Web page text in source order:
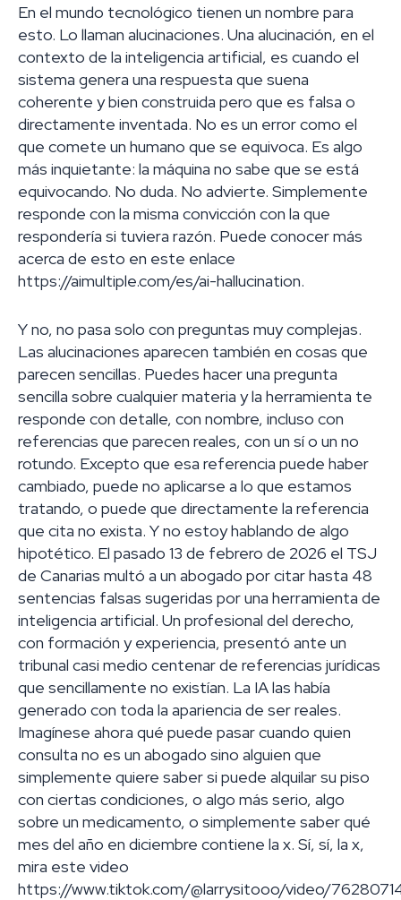
En el mundo tecnológico tienen un nombre para
esto. Lo llaman alucinaciones. Una alucinación, en el
contexto de la inteligencia artificial, es cuando el
sistema genera una respuesta que suena
coherente y bien construida pero que es falsa o
directamente inventada. No es un error como el
que comete un humano que se equivoca. Es algo
más inquietante: la máquina no sabe que se está
equivocando. No duda. No advierte. Simplemente
responde con la misma convicción con la que
respondería si tuviera razón. Puede conocer más
acerca de esto en este enlace
https://aimultiple.com/es/ai-hallucination.
Y no, no pasa solo con preguntas muy complejas.
Las alucinaciones aparecen también en cosas que
parecen sencillas. Puedes hacer una pregunta
sencilla sobre cualquier materia y la herramienta te
responde con detalle, con nombre, incluso con
referencias que parecen reales, con un sí o un no
rotundo. Excepto que esa referencia puede haber
cambiado, puede no aplicarse a lo que estamos
tratando, o puede que directamente la referencia
que cita no exista. Y no estoy hablando de algo
hipotético. El pasado 13 de febrero de 2026 el TSJ
de Canarias multó a un abogado por citar hasta 48
sentencias falsas sugeridas por una herramienta de
inteligencia artificial. Un profesional del derecho,
con formación y experiencia, presentó ante un
tribunal casi medio centenar de referencias jurídicas
que sencillamente no existían. La IA las había
generado con toda la apariencia de ser reales.
Imagínese ahora qué puede pasar cuando quien
consulta no es un abogado sino alguien que
simplemente quiere saber si puede alquilar su piso
con ciertas condiciones, o algo más serio, algo
sobre un medicamento, o simplemente saber qué
mes del año en diciembre contiene la x. Sí, sí, la x,
mira este video
https://www.tiktok.com/@larrysitooo/video/